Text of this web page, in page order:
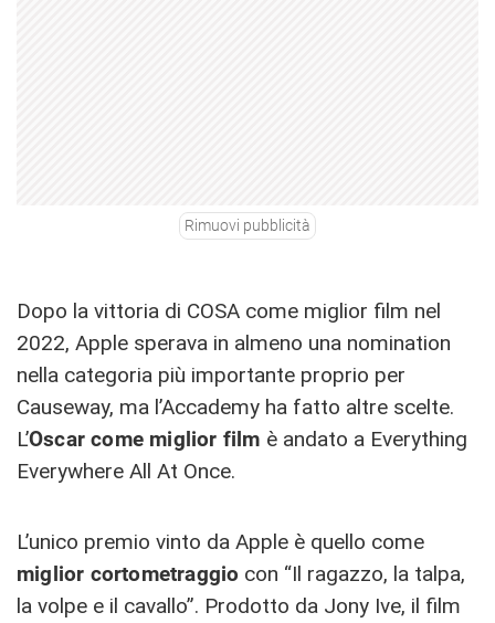
Rimuovi pubblicità
Dopo la vittoria di COSA come miglior film nel
2022, Apple sperava in almeno una nomination
nella categoria più importante proprio per
Causeway, ma l’Accademy ha fatto altre scelte.
L’Oscar come miglior film è andato a Everything
Everywhere All At Once.
L’unico premio vinto da Apple è quello come
miglior cortometraggio con “Il ragazzo, la talpa,
la volpe e il cavallo”. Prodotto da Jony Ive, il film